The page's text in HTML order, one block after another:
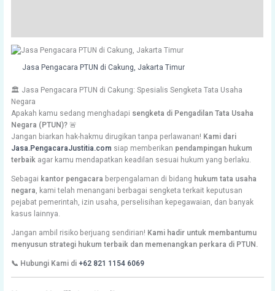
Jasa Pengacara PTUN di Cakung, Jakarta Timur
🏛️ Jasa Pengacara PTUN di Cakung: Spesialis Sengketa Tata Usaha
Negara
Apakah kamu sedang menghadapi sengketa di Pengadilan Tata Usaha
Negara (PTUN)? 🚨
Jangan biarkan hak-hakmu dirugikan tanpa perlawanan! Kami dari
Jasa.PengacaraJustitia.com siap memberikan pendampingan hukum
terbaik agar kamu mendapatkan keadilan sesuai hukum yang berlaku.
Sebagai kantor pengacara berpengalaman di bidang hukum tata usaha
negara, kami telah menangani berbagai sengketa terkait keputusan
pejabat pemerintah, izin usaha, perselisihan kepegawaian, dan banyak
kasus lainnya.
Jangan ambil risiko berjuang sendirian! Kami hadir untuk membantumu
menyusun strategi hukum terbaik dan memenangkan perkara di PTUN.
📞 Hubungi Kami di+62 821 1154 6069